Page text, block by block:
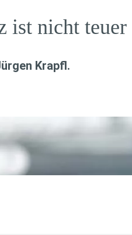
ist nicht teuer
Krapfl.